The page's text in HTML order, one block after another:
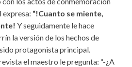
expresa: “!Cuanto se miente,
Y seguidamente le hace
la versión de los hechos de
protagonista principal.
el maestro le pregunta: “-¿A